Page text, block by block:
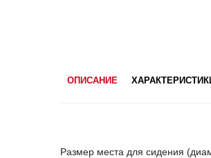
ОПИСАНИЕ
Размер места для сидения